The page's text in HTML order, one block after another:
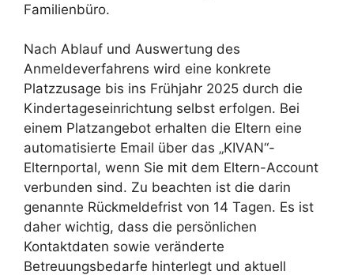
Familienbüro.
Nach Ablauf und Auswertung des
Anmeldeverfahrens wird eine konkrete
Platzzusage bis ins Frühjahr 2025 durch die
Kindertageseinrichtung selbst erfolgen. Bei
einem Platzangebot erhalten die Eltern eine
automatisierte Email über das „KIVAN“-
Elternportal, wenn Sie mit dem Eltern-Account
verbunden sind. Zu beachten ist die darin
genannte Rückmeldefrist von 14 Tagen. Es ist
daher wichtig, dass die persönlichen
Kontaktdaten sowie veränderte
Betreuungsbedarfe hinterlegt und aktuell